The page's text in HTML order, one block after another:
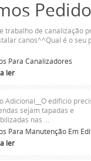
trabalho de canalização
canos^^Qual é o seu
Para Canalizadores
ler
Adicional__O edificio
sejam tapadas e
nas ...
Para Manutenção Em
ler